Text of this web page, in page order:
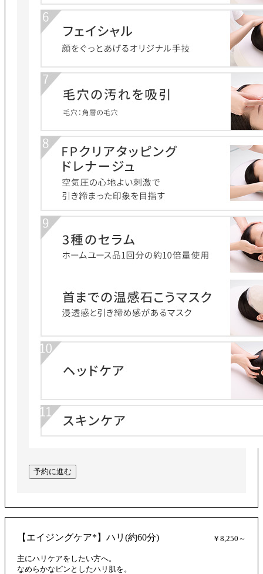
予約に進む
【エイジングケア*】ハリ(約60分) ￥8,250～
主にハリケアをしたい方へ。
なめらかなピンとしたハリ肌を。